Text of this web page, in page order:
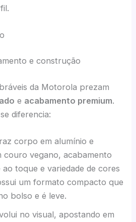
e construção
da Motorola prezam
e acabamento premium.
diferencia:
corpo em alumínio e
couro vegano, acabamento
ao toque e variedade de cores
um formato compacto que
bolso e é leve.
no visual, apostando em